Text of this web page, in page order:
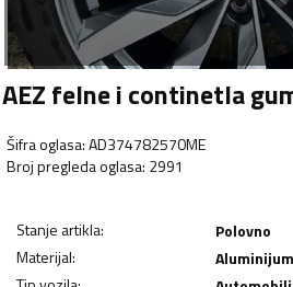
AEZ felne i continetla
Šifra oglasa:AD374782570ME
Broj pregleda oglasa: 2991
Stanje artikla:
Polovno
Materijal:
Aluminijum